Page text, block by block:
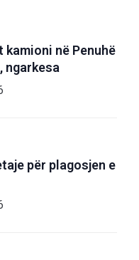
në Penuhë
ngarkesa
për plagosjen e